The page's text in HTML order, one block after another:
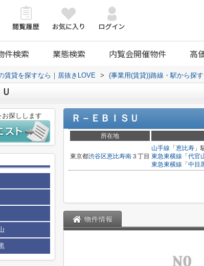
件検索 業態検索 内覧会開催物件 高
賃貸を探すなら｜居抜きLOVE > (事業用(賃貸))路線・駅から探す
Ｒ－ＥＢＩＳＵ
所在地
東京都渋谷区恵比寿南 ３丁目
山手線 「 恵比寿 」
東急東横線 「 代官
東急東横線 「 中目
物件情報
探しします